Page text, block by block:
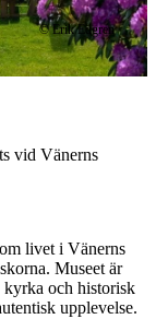
© Erik Edgren
vid Vänerns
livet i Vänerns
Museet är
kyrka och historisk
upplevelse.